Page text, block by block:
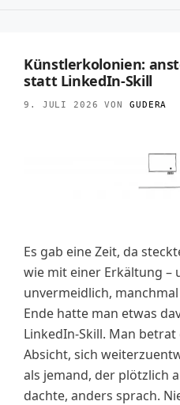
Künstlerkolonien:
statt LinkedIn-Skill
9. JULI 2026 VON GUDERA
Es gab eine Zeit, da
wie mit einer Erkältung –
unvermeidlich,
Ende hatte man etwas
LinkedIn-Skill. Man
Absicht, sich
als jemand, der plötzlich
dachte, anders sprach.